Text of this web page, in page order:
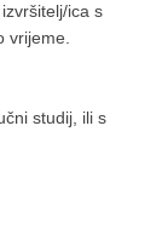
ica s
vrijeme.
studij, ili s